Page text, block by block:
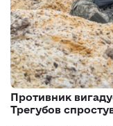
Противник
Трегубов